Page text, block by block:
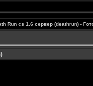
Run cs 1.6 сервер (deathrun) -